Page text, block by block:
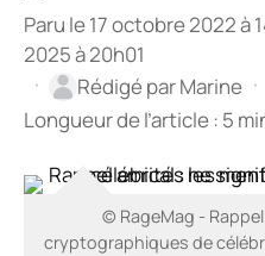
Paru le 17 octobre 2022 à
2025 à 20h01
·
Rédigé parMarine ·
Longueur de l’article : 5
© RageMag -
cryptographiques de